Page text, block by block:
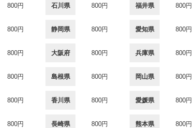
800円 石川県 800円 福井県 800円
800円 静岡県 800円 愛知県 800円
800円 大阪府 800円 兵庫県 800円
800円 島根県 800円 岡山県 800円
800円 香川県 800円 愛媛県 800円
800円 長崎県 800円 熊本県 800円